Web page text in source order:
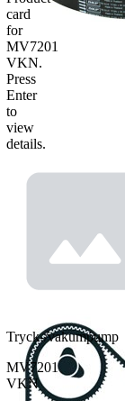
card
for
MV7201
VKN.
Press
Enter
to
view
details.
Tryck-/vakumpump
MV7201
VKN